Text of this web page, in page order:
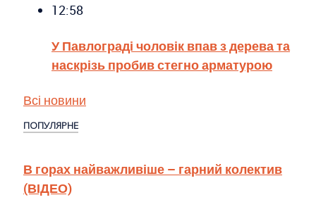
12:58
У Павлограді чоловік впав з дерева та
наскрізь пробив стегно арматурою
Всі новини
ПОПУЛЯРНЕ
В горах найважливіше – гарний колектив
(ВІДЕО)